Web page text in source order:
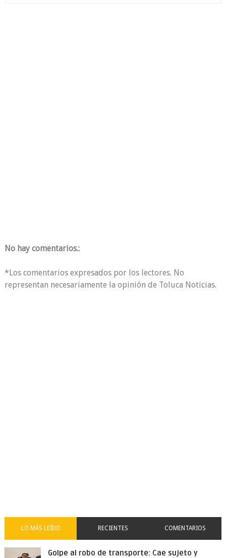
No hay comentarios.:
*Los comentarios expresados por los lectores. No
representan necesariamente la opinión de Toluca Noticias.
LO MÁS LEÍDO RECIENTES COMENTARIOS
Golpe al robo de transporte: Cae sujeto y